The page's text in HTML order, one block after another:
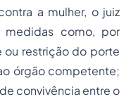
a mulher, o juiz
medidas como, por
ou restrição do porte
órgão competente;
convivência entre o